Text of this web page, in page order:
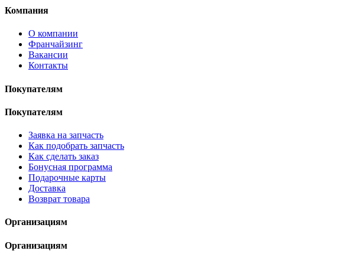
Компания
О компании
Франчайзинг
Вакансии
Контакты
Покупателям
Покупателям
Заявка на запчасть
Как подобрать запчасть
Как сделать заказ
Бонусная программа
Подарочные карты
Доставка
Возврат товара
Организациям
Организациям